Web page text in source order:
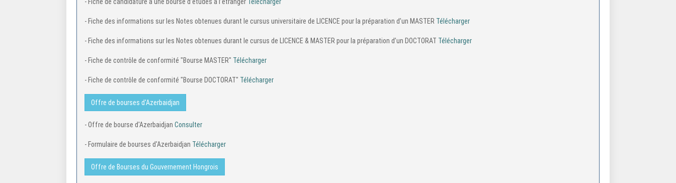
- Fiche de candidature à une bourse d’études à l’étranger Télécharger
- Fiche des informations sur les Notes obtenues durant le cursus universitaire de LICENCE pour la préparation d’un MASTER Télécharger
- Fiche des informations sur les Notes obtenues durant le cursus de LICENCE & MASTER pour la préparation d’un DOCTORAT Télécharger
- Fiche de contrôle de conformité "Bourse MASTER" Télécharger
- Fiche de contrôle de conformité "Bourse DOCTORAT" Télécharger
Offre de bourses d'Azerbaidjan
- Offre de bourse d'Azerbaidjan Consulter
- Formulaire de bourses d'Azerbaidjan Télécharger
Offre de Bourses du Gouvernement Hongrois